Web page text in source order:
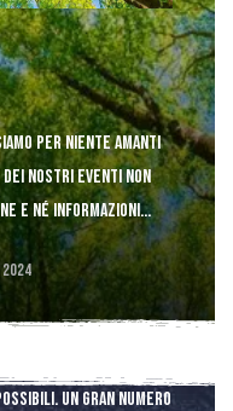
per nienteamanti
nostri eventi non
e né informazioni
dal nostro punto di
Un gran numero